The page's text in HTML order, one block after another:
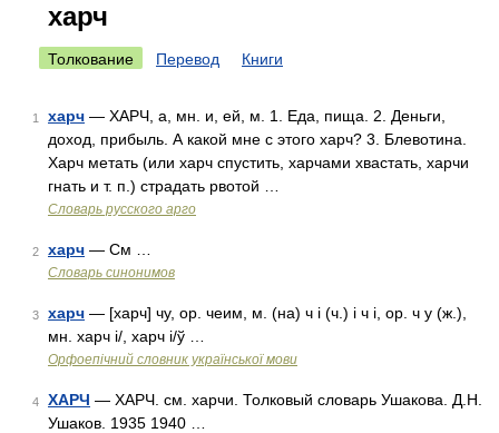
харч
Толкование Перевод Книги
1 харч — ХАРЧ, а, мн. и, ей, м. 1. Еда, пища. 2. Деньги,
доход, прибыль. А какой мне с этого харч? 3. Блевотина.
Харч метать (или харч спустить, харчами хвастать, харчи
гнать и т. п.) страдать рвотой …
Словарь русского арго
2 харч — См …
Словарь синонимов
3 харч — [харч] чу, ор. чеим, м. (на) ч і (ч.) і ч і, ор. ч у (ж.),
мн. харч і/, харч і/ў …
Орфоепічний словник української мови
4 ХАРЧ — ХАРЧ. см. харчи. Толковый словарь Ушакова. Д.Н.
Ушаков. 1935 1940 …